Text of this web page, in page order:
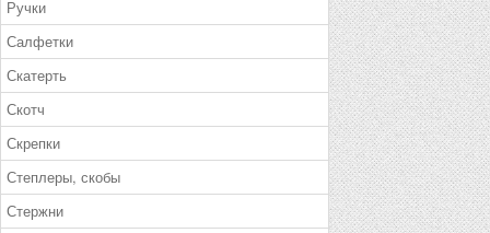
Ручки
Салфетки
Скатерть
Скотч
Скрепки
Степлеры, скобы
Стержни